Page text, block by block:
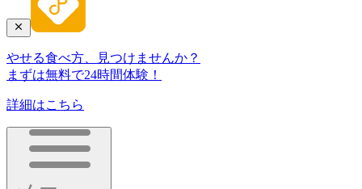
やせる食べ方、見つけませんか？
まずは無料で24時間体験！
詳細はこちら